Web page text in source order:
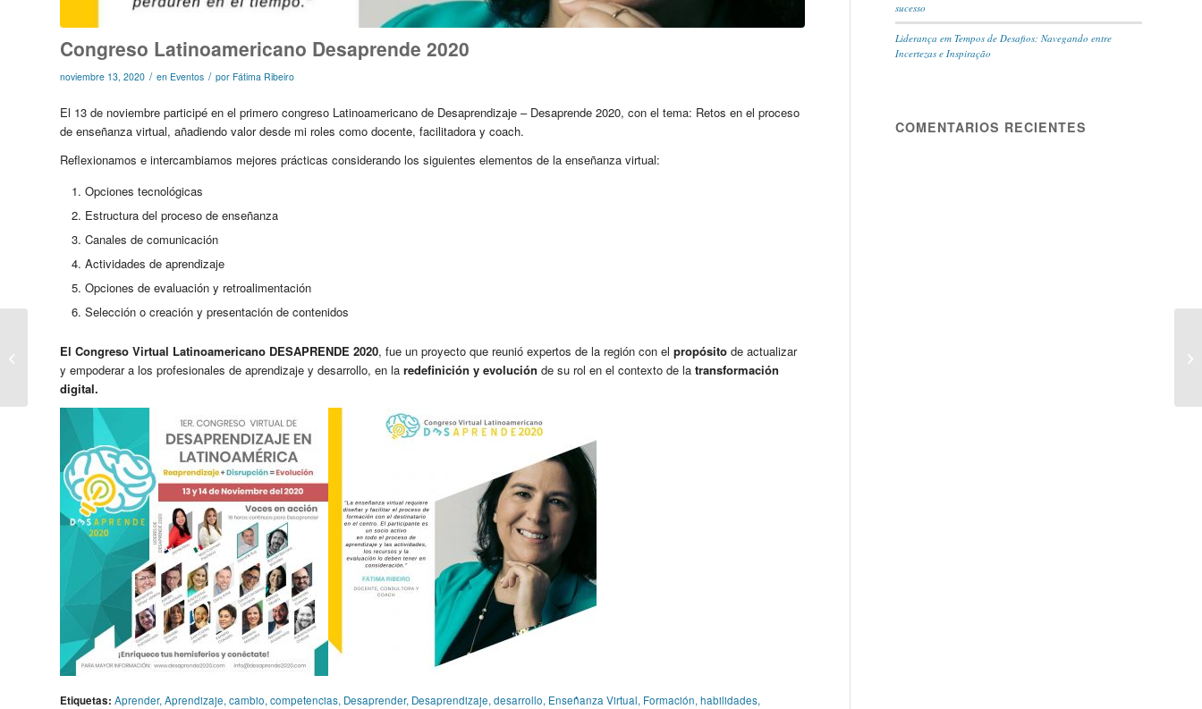
Congreso Latinoamericano Desaprende 2020
noviembre 13, 2020 / en Eventos / por Fátima Ribeiro
El 13 de noviembre participé en el primero congreso Latinoamericano de Desaprendizaje – Desaprende 2020, con el tema: Retos en el proceso
de enseñanza virtual, añadiendo valor desde mi roles como docente, facilitadora y coach.
Reflexionamos e intercambiamos mejores prácticas considerando los siguientes elementos de la enseñanza virtual:
Opciones tecnológicas
Estructura del proceso de enseñanza
Canales de comunicación
Actividades de aprendizaje
Opciones de evaluación y retroalimentación
Selección o creación y presentación de contenidos
El Congreso Virtual Latinoamericano DESAPRENDE 2020, fue un proyecto que reunió expertos de la región con el propósito de actualizar
y empoderar a los profesionales de aprendizaje y desarrollo, en la redefinición y evolución de su rol en el contexto de la transformación
digital.
Etiquetas: Aprender, Aprendizaje, cambio, competencias, Desaprender, Desaprendizaje, desarrollo, Enseñanza Virtual, Formación, habilidades,
sucesso
Liderança em Tempos de Desafios: Navegando entre
Incertezas e Inspiração
COMENTARIOS RECIENTES
una herramienta en el
Coaching